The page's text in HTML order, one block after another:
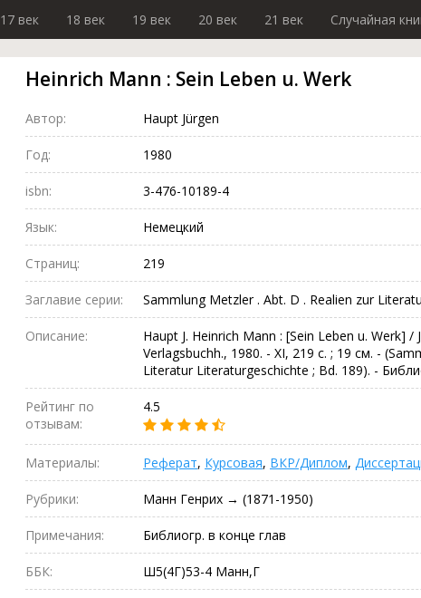
17 век 18 век 19 век 20 век 21 век Случайная
Heinrich Mann : Sein Leben u. Werk
Автор: Haupt Jürgen
Год: 1980
isbn: 3-476-10189-4
Язык: Немецкий
Страниц: 219
Заглавие серии: Sammlung Metzler . Abt. D . Realien zur
Описание:
Haupt J. Heinrich Mann : [Sein Leben u. Werk]
Verlagsbuchh., 1980. - XI, 219 с. ; 19 см. -
Literatur Literaturgeschichte ; Bd. 189). -
Рейтинг по
отзывам:
4.5
Материалы: Реферат, Курсовая, ВКР/Диплом,
Рубрики: Манн Генрих → (1871-1950)
Примечания: Библиогр. в конце глав
ББК: Ш5(4Г)53-4 Манн,Г